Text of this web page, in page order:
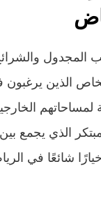
المجدول
الذين
لمساحاتهم
الذي يجمع
خيارًا شائعًا في